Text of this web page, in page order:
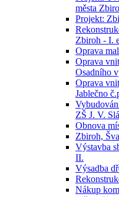
města
Projekt:
Zbiroh - I.
Oprava
Oprava
Osadního
Oprava
Jablečno
ZŠ J. V.
Obnova
Zbiroh,
Výstavba
II.
Výsadba
Nákup